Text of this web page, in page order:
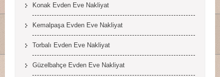
Konak Evden Eve Nakliyat
Kemalpaşa Evden Eve Nakliyat
Torbalı Evden Eve Nakliyat
Güzelbahçe Evden Eve Nakliyat